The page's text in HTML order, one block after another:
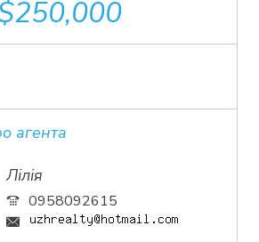
агента
Лілія
0958092615